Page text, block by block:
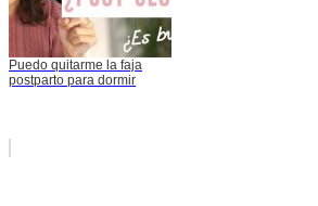
Puedo quitarme la faja
postparto para dormir